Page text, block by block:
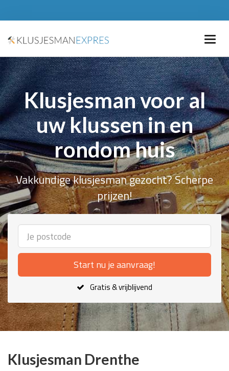
Klusjesman voor al
uw klussen in en
rondom huis
Vakkundige klusjesman gezocht? Scherpe
prijzen!
Start nu je aanvraag!
Gratis & vrijblijvend
Klusjesman Drenthe